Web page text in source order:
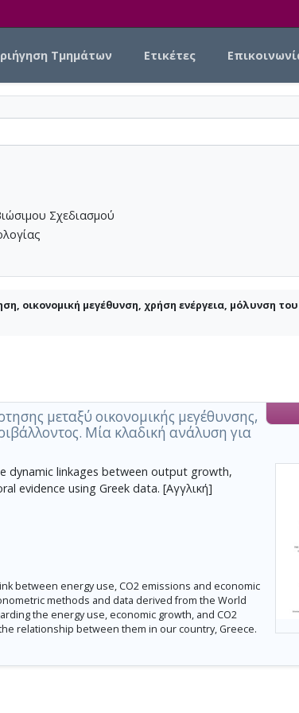
Τμημάτων Ετικέτες
Σχεδιασμού
οικονομική μεγέθυνση, χρήση ενέργεια, μόλυνση
μεταξύ οικονομικής μεγέθυνσης,
Μία κλαδική ανάλυση για
dynamic linkages between output growth,
evidence using Greek data. [Αγγλική]
between energy use, CO2 emissions and economic
methods and data derived from the World
the energy use, economic growth, and CO2
relationship between them in our country, Greece.